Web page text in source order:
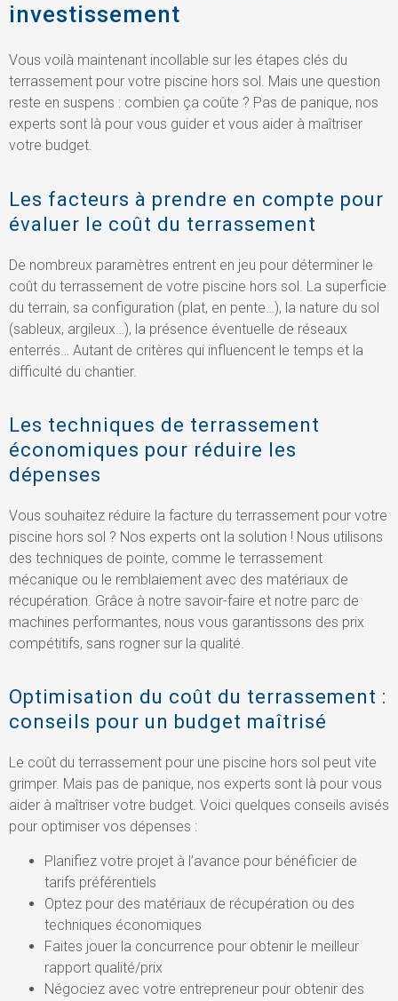
investissement
Vous voilà maintenant incollable sur les étapes clés du
terrassement pour votre piscine hors sol. Mais une question
reste en suspens : combien ça coûte ? Pas de panique, nos
experts sont là pour vous guider et vous aider à maîtriser
votre budget.
Les facteurs à prendre en compte pour
évaluer le coût du terrassement
De nombreux paramètres entrent en jeu pour déterminer le
coût du terrassement de votre piscine hors sol. La superficie
du terrain, sa configuration (plat, en pente…), la nature du sol
(sableux, argileux…), la présence éventuelle de réseaux
enterrés… Autant de critères qui influencent le temps et la
difficulté du chantier.
Les techniques de terrassement
économiques pour réduire les
dépenses
Vous souhaitez réduire la facture du terrassement pour votre
piscine hors sol ? Nos experts ont la solution ! Nous utilisons
des techniques de pointe, comme le terrassement
mécanique ou le remblaiement avec des matériaux de
récupération. Grâce à notre savoir-faire et notre parc de
machines performantes, nous vous garantissons des prix
compétitifs, sans rogner sur la qualité.
Optimisation du coût du terrassement :
conseils pour un budget maîtrisé
Le coût du terrassement pour une piscine hors sol peut vite
grimper. Mais pas de panique, nos experts sont là pour vous
aider à maîtriser votre budget. Voici quelques conseils avisés
pour optimiser vos dépenses :
Planifiez votre projet à l’avance pour bénéficier de
tarifs préférentiels
Optez pour des matériaux de récupération ou des
techniques économiques
Faites jouer la concurrence pour obtenir le meilleur
rapport qualité/prix
Négociez avec votre entrepreneur pour obtenir des